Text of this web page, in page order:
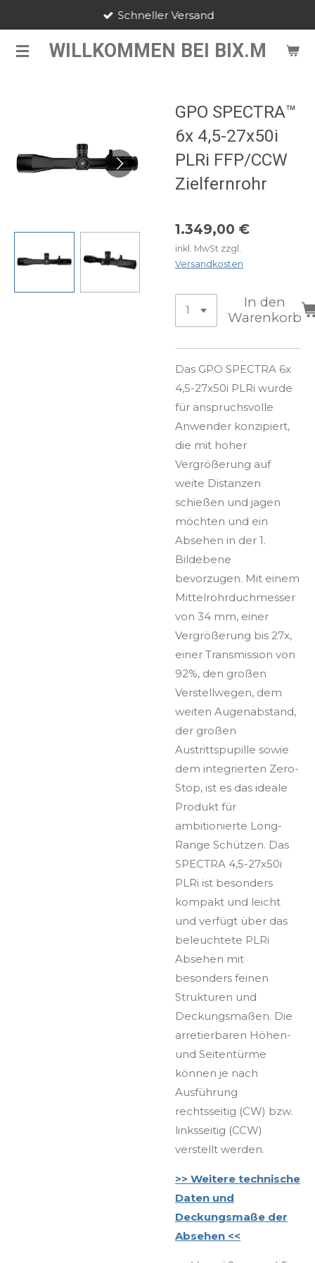
springen WILLKOMMEN BEI BIX.M
Schneller Versand
GPO SPECTRA™
6x 4,5-27x50i
PLRi FFP/CCW
Zielfernrohr
1.349,00 €
inkl. MwSt zzgl.
Versandkosten
In den
Warenkorb
Das GPO SPECTRA 6x
4,5-27x50i PLRi wurde
für anspruchsvolle
Anwender konzipiert,
die mit hoher
Vergrößerung auf
weite Distanzen
schießen und jagen
möchten und ein
Absehen in der 1.
Bildebene
bevorzugen. Mit einem
Mittelrohrduchmesser
von 34 mm, einer
Vergrößerung bis 27x,
einer Transmission von
92%, den großen
Verstellwegen, dem
weiten Augenabstand,
der großen
Austrittspupille sowie
dem integrierten Zero-
Stop, ist es das ideale
Produkt für
ambitionierte Long-
Range Schützen. Das
SPECTRA 4,5-27x50i
PLRi ist besonders
kompakt und leicht
und verfügt über das
beleuchtete PLRi
Absehen mit
besonders feinen
Strukturen und
Deckungsmaßen. Die
arretierbaren Höhen-
und Seitentürme
können je nach
Ausführung
rechtsseitig (CW) bzw.
linksseitig (CCW)
verstellt werden.
>> Weitere technische
Daten und
Deckungsmaße der
Absehen <<